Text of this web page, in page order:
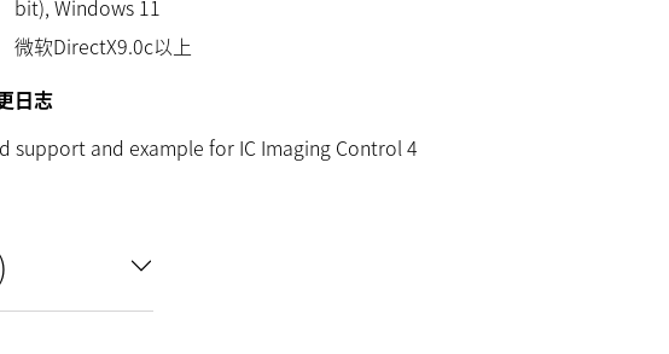
bit), Windows 11
微软DirectX9.0c以上
日志
support and example for IC Imaging Control 4